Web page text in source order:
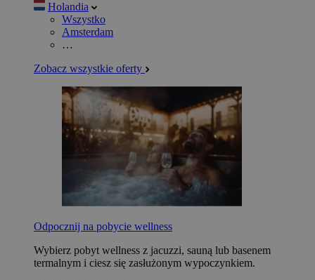
Holandia
Wszystko
Amsterdam
…
Zobacz wszystkie oferty
Odpocznij na pobycie wellness
Wybierz pobyt wellness z jacuzzi, sauną lub basenem
termalnym i ciesz się zasłużonym wypoczynkiem.